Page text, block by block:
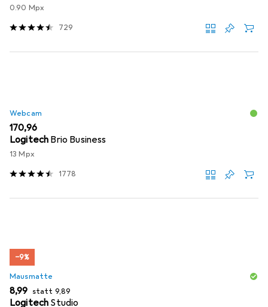
0.90 Mpx
729
Webcam
EUR
170,96
Logitech Brio Business
13 Mpx
1778
−9%
Mausmatte
EUR
8,99 statt EUR
9,89
Logitech Studio